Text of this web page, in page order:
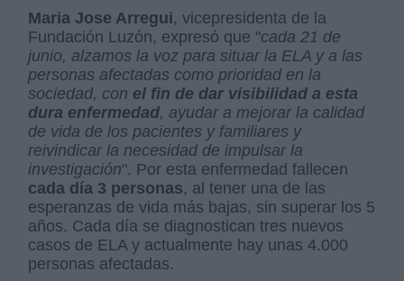
Maria Jose Arregui, vicepresidenta de la
Fundación Luzón, expresó que "cada 21 de
junio, alzamos la voz para situar la ELA y a las
personas afectadas como prioridad en la
sociedad, con el fin de dar visibilidad a esta
dura enfermedad, ayudar a mejorar la calidad
de vida de los pacientes y familiares y
reivindicar la necesidad de impulsar la
investigación". Por esta enfermedad fallecen
cada día 3 personas, al tener una de las
esperanzas de vida más bajas, sin superar los 5
años. Cada día se diagnostican tres nuevos
casos de ELA y actualmente hay unas 4.000
personas afectadas.